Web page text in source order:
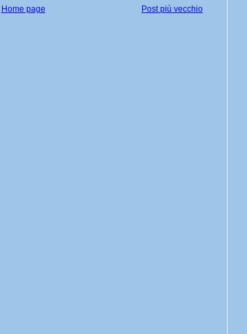
Post più vecchio
Home page